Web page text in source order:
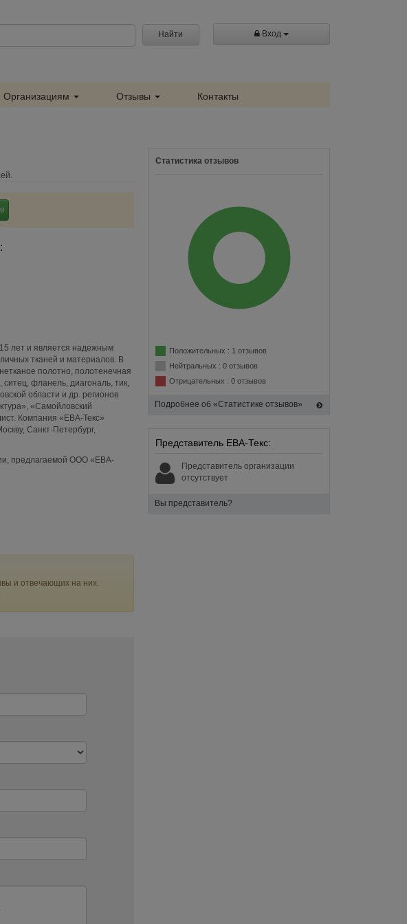
Найти Вход
Организациям Отзывы Контакты
лет и является надежным
тканей и материалов. В
полотно, полотенечная
ситец, фланель, диагональ, тик,
области и др. регионов
«Самойловский
Компания «ЕВА-Текс»
Санкт-Петербург,
предлагаемой ООО «ЕВА-
Статистика отзывов
Положительных : 1 отзывов
Нейтральных : 0 отзывов
Отрицательных : 0 отзывов
Подробнее об «Статистике отзывов»
Представитель ЕВА-Текс:
Представитель организации
отсутствует
Вы представитель?
и отвечающих на них.